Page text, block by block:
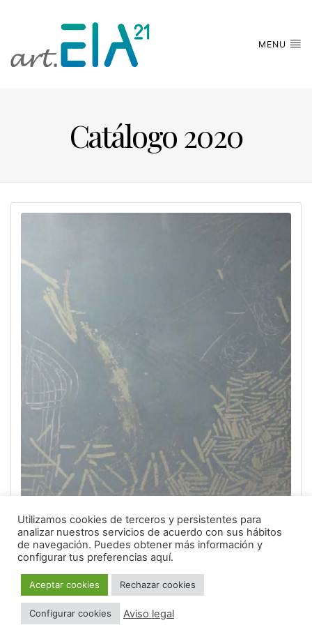
MENU
Catálogo 2020
Alejandro González Osés
Utilizamos cookies de terceros y persistentes para
analizar nuestros servicios de acuerdo con sus hábitos
de navegación. Puedes obtener más información y
configurar tus preferencias aquí.
Aceptar cookies Rechazar cookies
Configurar cookies Aviso legal